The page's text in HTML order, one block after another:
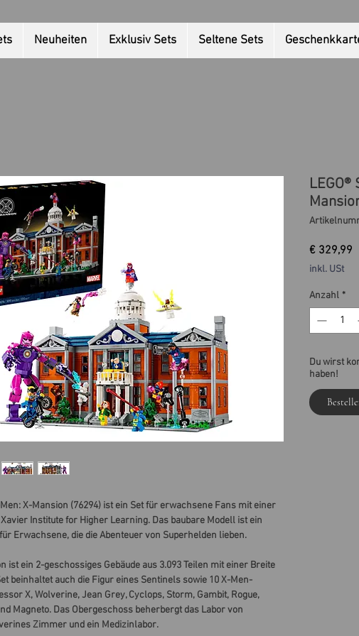
Neuheiten Exklusiv Sets Seltene Sets
X-Mansion (76294) ist ein Set für erwachsene Fans mit einer
Institute for Higher Learning. Das baubare Modell ist ein
Erwachsene, die die Abenteuer von Superhelden lieben.
ist ein 2-geschossiges Gebäude aus 3.093 Teilen mit einer Breite
beinhaltet auch die Figur eines Sentinels sowie 10 X-Men-
X, Wolverine, Jean Grey, Cyclops, Storm, Gambit, Rogue,
Magneto. Das Obergeschoss beherbergt das Labor von
Zimmer und ein Medizinlabor.
€ 329,99
inkl. USt
Anzahl *
Du wirst
haben!